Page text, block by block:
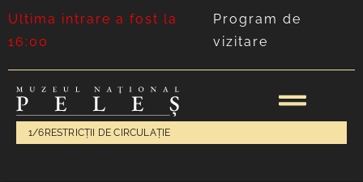
Ultima intrare a fost la
16:00
Program de
vizitare
1/6 RESTRICȚII DE CIRCULAȚIE